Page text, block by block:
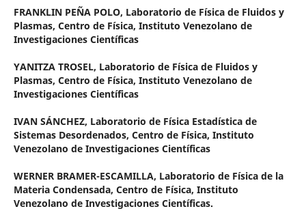
FRANKLIN PEÑA POLO, Laboratorio de Física de Fluidos y
Plasmas, Centro de Física, Instituto Venezolano de
Investigaciones Científicas
YANITZA TROSEL, Laboratorio de Física de Fluidos y
Plasmas, Centro de Física, Instituto Venezolano de
Investigaciones Científicas
IVAN SÁNCHEZ, Laboratorio de Física Estadística de
Sistemas Desordenados, Centro de Física, Instituto
Venezolano de Investigaciones Científicas
WERNER BRAMER-ESCAMILLA, Laboratorio de Física de la
Materia Condensada, Centro de Física, Instituto
Venezolano de Investigaciones Científicas.